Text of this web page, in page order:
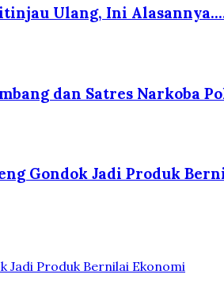
Ulang, Ini
dan Satres Narkoba
Gondok Jadi Produk
Jadi Produk Bernilai Ekonomi